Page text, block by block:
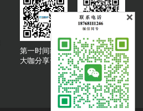
第一时间获取
大咖分享资讯
大咖说吐槽客服